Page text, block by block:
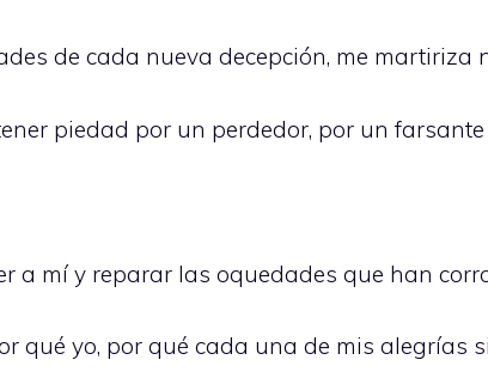
de cada nueva decepción, me martiriza
piedad por un perdedor, por un
a mí y reparar las oquedades que han
qué yo, por qué cada una de mis alegrías